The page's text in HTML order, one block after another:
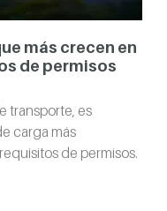
más crecen en
de permisos
transporte, es
carga más
de permisos.